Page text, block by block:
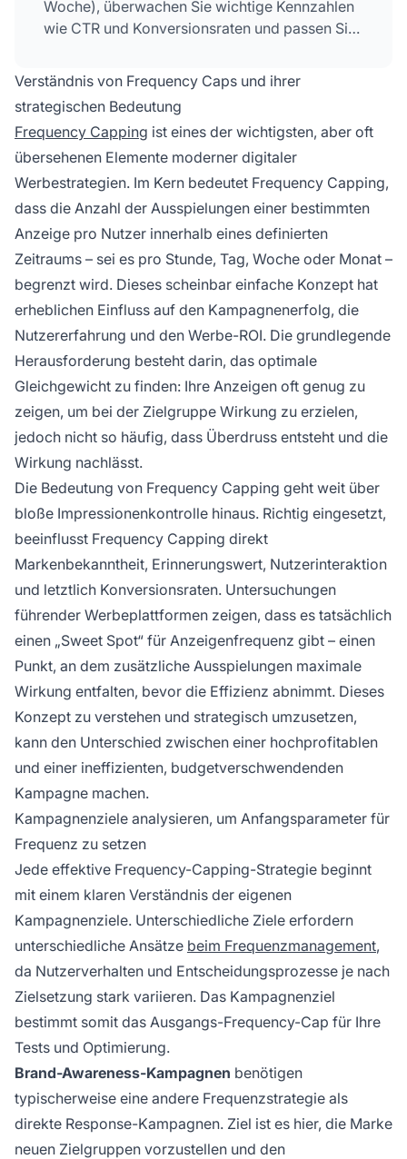
Woche), überwachen Sie wichtige Kennzahlen
wie CTR und Konversionsraten und passen Sie
erreicht. Testen Sie verschiedene Frequenzen,
aktualisieren Sie regelmäßig Ihre Werbemittel
und segmentieren Sie die Zielgruppen, um das
optimale Gleichgewicht zwischen Effektivität
und Vermeidung von Werbemüdigkeit zu
finden.
Verständnis von Frequency Caps und ihrer
strategischen Bedeutung
Frequency Capping ist eines der wichtigsten, aber oft
übersehenen Elemente moderner digitaler
Werbestrategien. Im Kern bedeutet Frequency Capping,
dass die Anzahl der Ausspielungen einer bestimmten
Anzeige pro Nutzer innerhalb eines definierten
Zeitraums – sei es pro Stunde, Tag, Woche oder Monat –
begrenzt wird. Dieses scheinbar einfache Konzept hat
erheblichen Einfluss auf den Kampagnenerfolg, die
Nutzererfahrung und den Werbe-ROI. Die grundlegende
Herausforderung besteht darin, das optimale
Gleichgewicht zu finden: Ihre Anzeigen oft genug zu
zeigen, um bei der Zielgruppe Wirkung zu erzielen,
jedoch nicht so häufig, dass Überdruss entsteht und die
Wirkung nachlässt.
Die Bedeutung von Frequency Capping geht weit über
bloße Impressionenkontrolle hinaus. Richtig eingesetzt,
beeinflusst Frequency Capping direkt
Markenbekanntheit, Erinnerungswert, Nutzerinteraktion
und letztlich Konversionsraten. Untersuchungen
führender Werbeplattformen zeigen, dass es tatsächlich
einen „Sweet Spot“ für Anzeigenfrequenz gibt – einen
Punkt, an dem zusätzliche Ausspielungen maximale
Wirkung entfalten, bevor die Effizienz abnimmt. Dieses
Konzept zu verstehen und strategisch umzusetzen,
kann den Unterschied zwischen einer hochprofitablen
und einer ineffizienten, budgetverschwendenden
Kampagne machen.
Kampagnenziele analysieren, um Anfangsparameter für
Frequenz zu setzen
Jede effektive Frequency-Capping-Strategie beginnt
mit einem klaren Verständnis der eigenen
Kampagnenziele. Unterschiedliche Ziele erfordern
unterschiedliche Ansätze beim Frequenzmanagement,
da Nutzerverhalten und Entscheidungsprozesse je nach
Zielsetzung stark variieren. Das Kampagnenziel
bestimmt somit das Ausgangs-Frequency-Cap für Ihre
Tests und Optimierung.
Brand-Awareness-Kampagnen benötigen
typischerweise eine andere Frequenzstrategie als
direkte Response-Kampagnen. Ziel ist es hier, die Marke
neuen Zielgruppen vorzustellen und den